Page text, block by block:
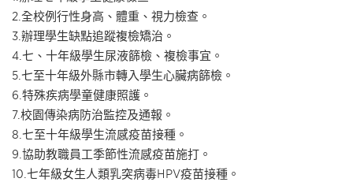
2.全校例行性身高、體重、視力檢查。
3.辦理學生缺點追蹤複檢矯治。
4.七、十年級學生尿液篩檢、複檢事宜。
5.七至十年級外縣市轉入學生心臟病篩檢。
6.特殊疾病學童健康照護。
7.校園傳染病防治監控及通報。
8.七至十年級學生流感疫苗接種。
9.協助教職員工季節性流感疫苗施打。
10.七年級女生人類乳突病毒HPV疫苗接種。